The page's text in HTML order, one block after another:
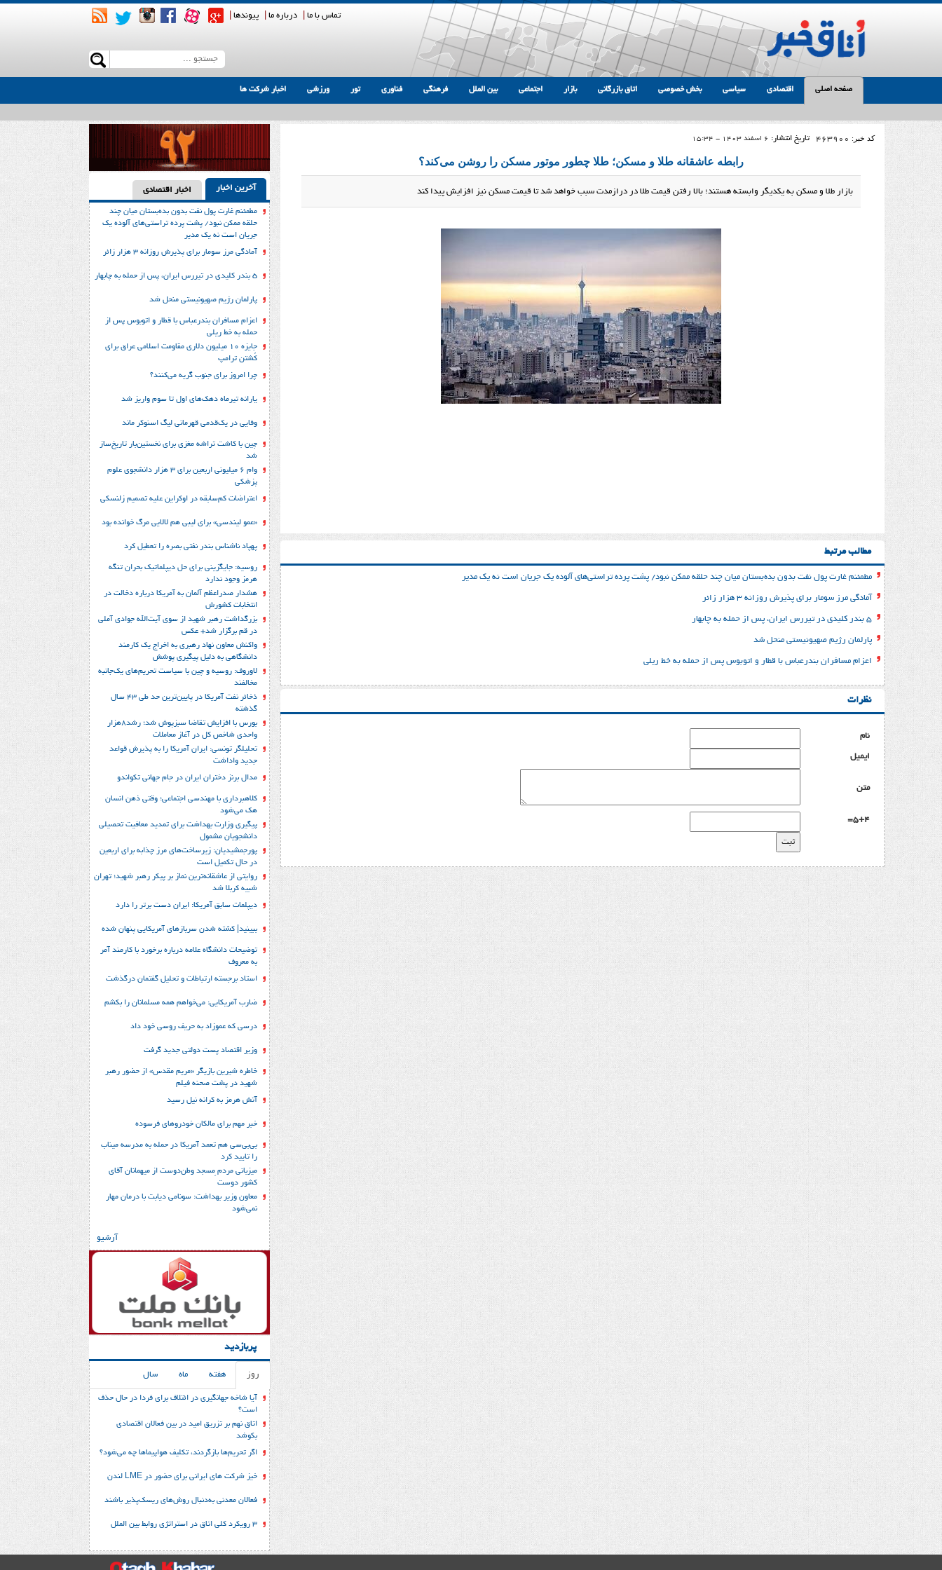
تماس با ما درباره ما پیوندها
صفحه اصلی اقتصادی سیاسی بخش خصوصی اتاق بازرگانی بازار اجتماعی بین الملل فرهنگی فناوری تور ورزشی اخبار شرکت ها
کد خبر: 463900 تاریخ انتشار: 6 اسفند 1403 - 15:34
رابطه عاشقانه طلا و مسکن؛ طلا چطور موتور مسکن را روشن می‌کند؟
بازار طلا و مسکن به یکدیگر وابسته هستند؛ بالا رفتن قیمت طلا در درازمدت سبب خواهد شد تا قیمت مسکن نیز افزایش پیدا کند
مطالب مرتبط
مطمئنم غارت پول نفت بدون بده‌بستان میان چند حلقه ممکن نبود/ پشت پرده تراستی‌‌های آلوده یک جریان است نه یک مدیر
آمادگی مرز سومار برای پذیرش روزانه ۳ هزار زائر
۵ بندر کلیدی در تیررس ایران، پس از حمله به چابهار
پارلمان رژیم صهیونیستی منحل شد
اعزام مسافران بندرعباس با قطار و اتوبوس پس از حمله به خط ریلی
نظرات
نام
ایمیل
متن
5+4=
آخرین اخبار اخبار اقتصادی
مطمئنم غارت پول نفت بدون بده‌بستان میان چند
حلقه ممکن نبود/ پشت پرده تراستی‌‌های آلوده یک
جریان است نه یک مدیر
آمادگی مرز سومار برای پذیرش روزانه ۳ هزار زائر
۵ بندر کلیدی در تیررس ایران، پس از حمله به چابهار
پارلمان رژیم صهیونیستی منحل شد
اعزام مسافران بندرعباس با قطار و اتوبوس پس از
حمله به خط ریلی
جایزه ۱۰ میلیون دلاری مقاومت اسلامی عراق برای
کُشتن ترامپ
چرا امروز برای جنوب گریه می‌کنند؟
یارانه تیرماه دهک‌های اول تا سوم واریز شد
وفایی در یک‎‌قدمی قهرمانی لیگ اسنوکر ماند
چین با کاشت تراشه مغزی برای نخستین‌بار تاریخ‌ساز
شد
وام ۶ میلیونی اربعین برای ۳ هزار دانشجوی علوم
پزشکی
اعتراضات کم‌سابقه در اوکراین علیه تصمیم زلنسکی
«عمو لیندسی» برای لیبی هم لالایی مرگ خوانده بود
پهپاد ناشناس بندر نفتی بصره را تعطیل کرد
روسیه: جایگزینی برای حل‌ دیپلماتیک بحران تنگه
هرمز وجود ندارد
هشدار صدراعظم آلمان به آمریکا درباره دخالت در
انتخابات کشورش
بزرگداشت رهبر شهید از سوی آیت‌الله جوادی آملی
در قم برگزار شد+ عکس
واکنش معاون نهاد رهبری به اخراج یک کارمند
دانشگاهی به دلیل پیگیری پوشش
لاوروف: روسیه و چین با سیاست تحریم‌های یک‌جانبه
مخالفند
ذخائر نفت آمریکا در پایین‌ترین حد طی 43 سال
گذشته
بورس با افزایش تقاضا سبزپوش شد؛ رشد8هزار
واحدی شاخص کل در آغاز معاملات
تحلیلگر تونسی: ایران آمریکا را به پذیرش قواعد
جدید واداشت
مدال برنز دختران ایران در جام جهانی تکواندو
کلاهبرداری با مهندسی اجتماعی؛ وقتی ذهن انسان
هک می‌شود
پیگیری وزارت بهداشت برای تمدید معافیت تحصیلی
دانشجویان مشمول
پورجمشیدیان: زیرساخت‌های مرز چذابه برای اربعین
در حال تکمیل است
روایتی از عاشقانه‌ترین نماز بر پیکر رهبر شهید؛‌ تهران‌
شبیه کربلا شد
دیپلمات سابق آمریکا: ایران دست برتر را دارد
ببینید| کشته شدن سربازهای آمریکایی پنهان شده
توضیحات دانشگاه علامه درباره برخورد با کارمند آمر
به معروف
استاد برجسته ارتباطات و تحلیل گفتمان درگذشت
ضارب آمریکایی: می‌خواهم همه مسلمانان را بکشم
درسی که عموزاد به حریف روسی خود داد
وزیر اقتصاد پست دولتی جدید گرفت
خاطره شیرین بازیگر «مریم مقدس» از حضور رهبر
شهید در پشت صحنه فیلم
آتش هرمز به کرانه نیل رسید
خبر مهم برای مالکان خودروهای فرسوده
بی‌بی‌سی هم تعمد آمریکا در حمله به مدرسه میناب
را تایید کرد
میزبانی مردم ِمسجد وطن‌دوست از میهمانان آقای
کشور دوست
معاون وزیر بهداشت: سونامی دیابت با درمان مهار
نمی‌شود
آرشیو
پربازدید
روز هفته ماه سال
آیا شاخه جهانگیری در ائتلاف برای فردا در حال حذف
است؟
اتاق نهم بر تزریق امید در بین فعالان اقتصادی
بکوشد
اگر تحریم‌ها بازگردند، تکلیف هواپیماها چه می‌شود؟
خیز شرکت های ایرانی برای حضور در LME لندن
فعالان معدنی به‌دنبال روش‌های ریسک‌پذیر باشند
3 رویکرد کلی اتاق در استراتژی روابط بین الملل